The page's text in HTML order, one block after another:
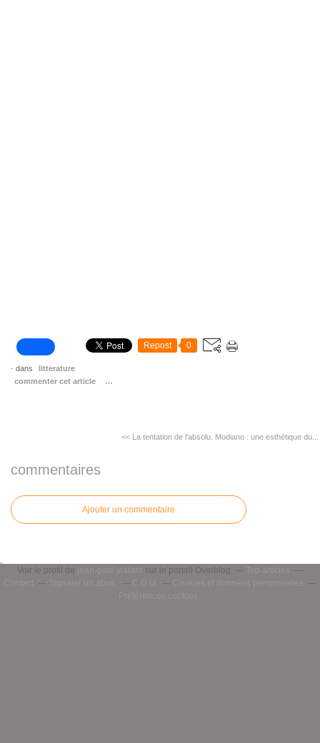
Repost 0
- dans
litterature
commenter cet article
…
<< La tentation de l'absolu. Modiano : une esthétique du...
commentaires
Ajouter un commentaire
Voir le profil de jean-paul vialard sur le portail Overblog
Top articles
Contact
Signaler un abus C.G.U.
Cookies et données personnelles
Préférences cookies